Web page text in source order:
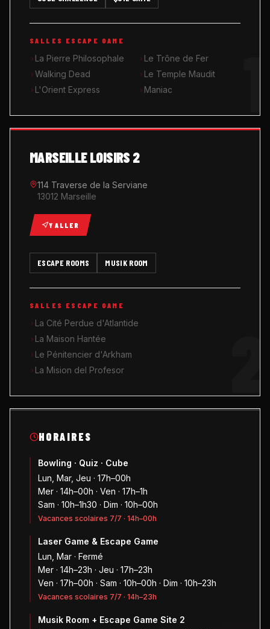
MUSIK ROOM KARAOKÉ
QUIZ GAME
SALLES ESCAPE GAME
La Pierre Philosophale
Le Trône de Fer
Walking Dead
Le Temple Maudit
L'Orient Express
Maniac
HORAIRES
Bowling · Quiz · Cube
Lun, Mar, Jeu · 17h–00h
Mer · 14h–00h · Ven · 17h–1h
Sam · 10h–1h30 · Dim · 10h–00h
Vacances scolaires 7/7 · 14h–00h
Laser Game & Escape Game
Lun, Mar · Fermé
Mer · 14h–23h · Jeu · 17h–23h
Ven · 17h–00h · Sam · 10h–00h · Dim · 10h–23h
Vacances scolaires 7/7 · 14h–23h
Musik Room + Escape Game Site 2
MARSEILLE LOISIRS 2
114 Traverse de la Serviane
13012 Marseille
Y ALLER
ESCAPE ROOMS MUSIK ROOM
SALLES ESCAPE GAME
La Cité Perdue d'Atlantide
La Maison Hantée
Le Pénitencier d'Arkham
La Mision del Profesor